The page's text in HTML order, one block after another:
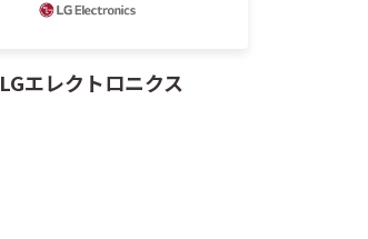
LGエレクトロニクス